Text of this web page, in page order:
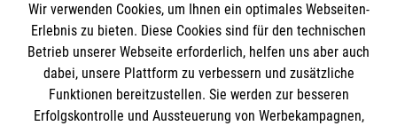
Informationen
Impressum
Wir verwenden Cookies, um Ihnen ein optimales Webseiten-
Erlebnis zu bieten. Diese Cookies sind für den technischen
Betrieb unserer Webseite erforderlich, helfen uns aber auch
dabei, unsere Plattform zu verbessern und zusätzliche
Funktionen bereitzustellen. Sie werden zur besseren
Erfolgskontrolle und Aussteuerung von Werbekampagnen,